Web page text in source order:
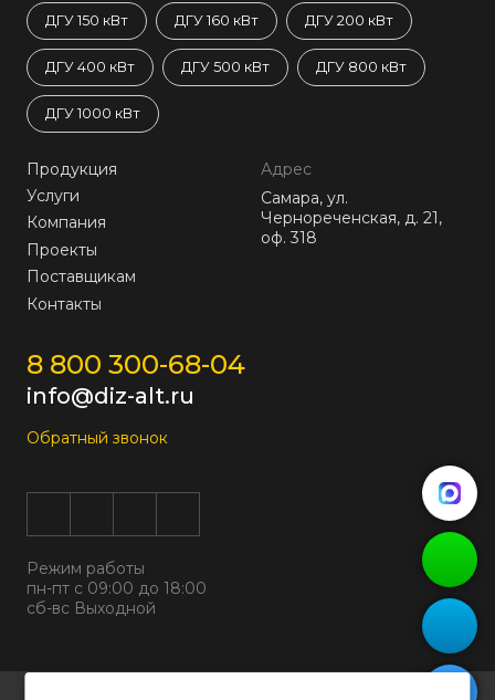
ДГУ 150 кВт ДГУ 160 кВт ДГУ 200 кВт
ДГУ 400 кВт ДГУ 500 кВт ДГУ 800 кВт
ДГУ 1000 кВт
Продукция
Услуги
Компания
Проекты
Поставщикам
Контакты
Адрес
Самара, ул.
Чернореченская, д. 21,
оф. 318
8 800 300-68-04
info@diz-alt.ru
Обратный звонок
Режим работы
пн-пт с 09:00 до 18:00
сб-вс Выходной